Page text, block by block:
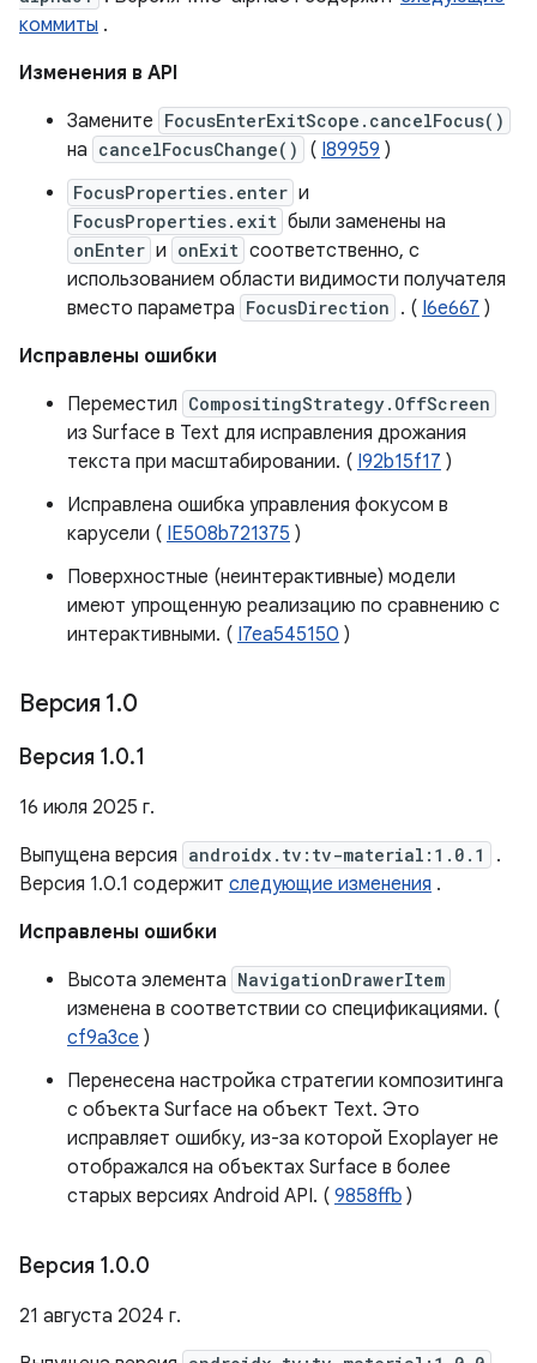
коммиты .
Изменения в API
Замените FocusEnterExitScope.cancelFocus()
на cancelFocusChange() ( I89959 )
FocusProperties.enter и
FocusProperties.exit были заменены на
onEnter и onExit соответственно, с
использованием области видимости получателя
вместо параметра FocusDirection . ( I6e667 )
Исправлены ошибки
Переместил CompositingStrategy.OffScreen
из Surface в Text для исправления дрожания
текста при масштабировании. ( I92b15f17 )
Исправлена ​​ошибка управления фокусом в
карусели ( IE508b721375 )
Поверхностные (неинтерактивные) модели
имеют упрощенную реализацию по сравнению с
интерактивными. ( I7ea545150 )
Версия 1.0
Версия 1.0.1
16 июля 2025 г.
Выпущена версия androidx.tv:tv-material:1.0.1
.
Версия 1.0.1 содержит следующие изменения .
Исправлены ошибки
Высота элемента NavigationDrawerItem
изменена в соответствии со спецификациями. (
cf9a3ce )
Перенесена настройка стратегии композитинга
с объекта Surface на объект Text. Это
исправляет ошибку, из-за которой Exoplayer не
отображался на объектах Surface в более
старых версиях Android API. ( 9858ffb )
Версия 1.0.0
21 августа 2024 г.